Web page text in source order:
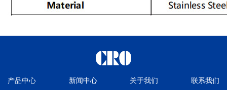
产品中心 新闻中心 关于我们 联系我们